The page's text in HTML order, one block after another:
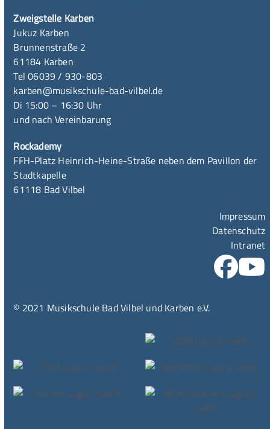
Zweigstelle Karben
Jukuz Karben
Brunnenstraße 2
61184 Karben
Tel 06039 / 930-803
karben@musikschule-bad-vilbel.de
Di 15:00 – 16:30 Uhr
und nach Vereinbarung
Rockademy
FFH-Platz Heinrich-Heine-Straße neben dem Pavillon der
Stadtkapelle
61118 Bad Vilbel
Impressum
Datenschutz
Intranet
© 2021 Musikschule Bad Vilbel und Karben e.V.